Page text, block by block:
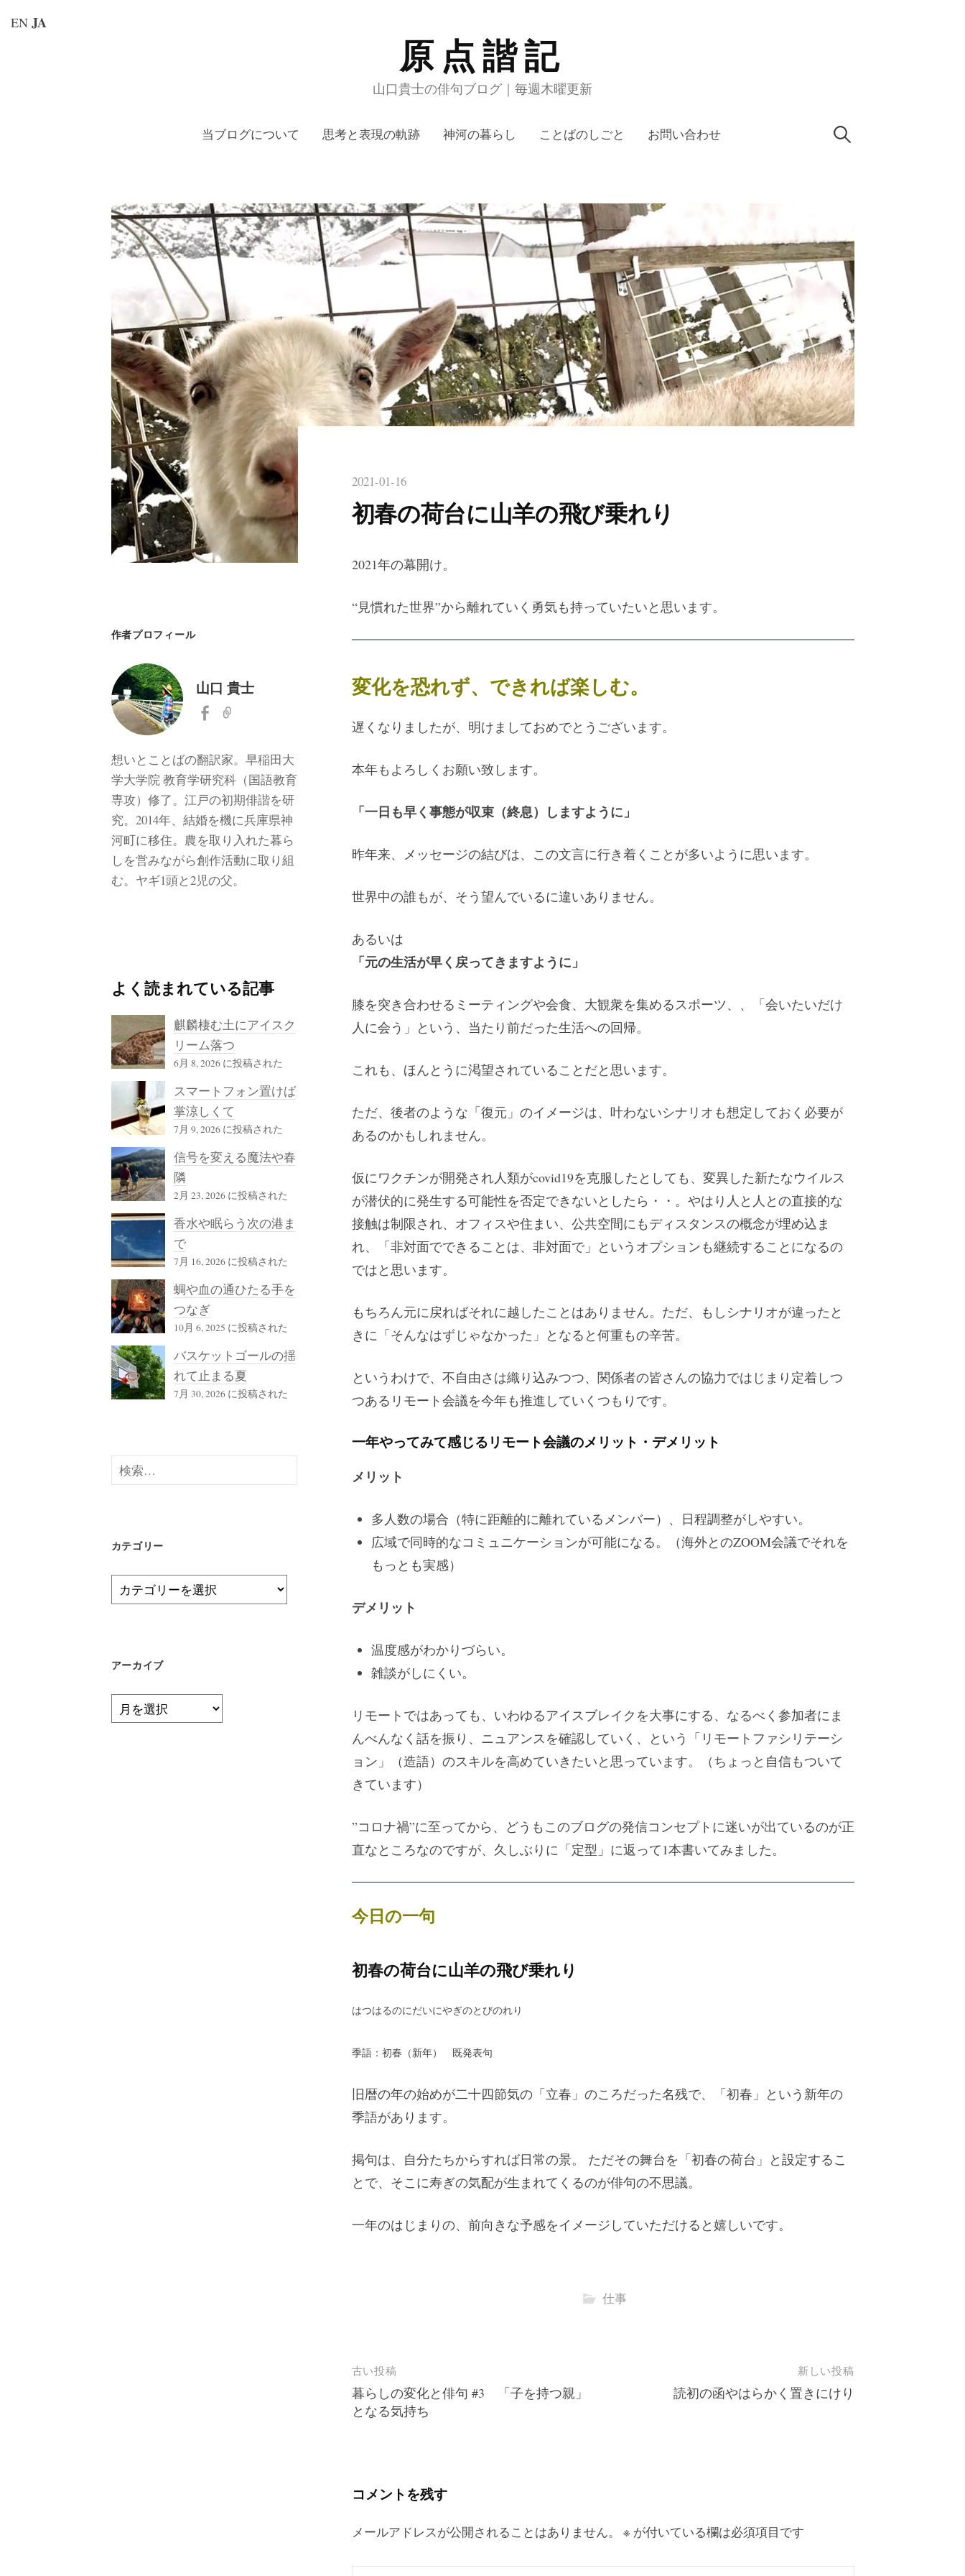
キ
ッ
プ
原点諧記
山口貴士の俳句ブログ｜毎週木曜更新
当ブログについて 思考と表現の軌跡 神河の暮らし ことばのしごと お問い合わせ 検
2021-01-16
初春の荷台に山羊の飛び乗れり
2021年の幕開け。
“見慣れた世界”から離れていく勇気も持っていたいと思います。
変化を恐れず、できれば楽しむ。
遅くなりましたが、明けましておめでとうございます。
本年もよろしくお願い致します。
「一日も早く事態が収束（終息）しますように」
昨年来、メッセージの結びは、この文言に行き着くことが多いように思います。
世界中の誰もが、そう望んでいるに違いありません。
あるいは
「元の生活が早く戻ってきますように」
膝を突き合わせるミーティングや会食、大観衆を集めるスポーツ、、「会いたいだけ
人に会う」という、当たり前だった生活への回帰。
これも、ほんとうに渇望されていることだと思います。
ただ、後者のような「復元」のイメージは、叶わないシナリオも想定しておく必要が
あるのかもしれません。
仮にワクチンが開発され人類がcovid19を克服したとしても、変異した新たなウイルス
が潜伏的に発生する可能性を否定できないとしたら・・。やはり人と人との直接的な
接触は制限され、オフィスや住まい、公共空間にもディスタンスの概念が埋め込ま
れ、「非対面でできることは、非対面で」というオプションも継続することになるの
ではと思います。
もちろん元に戻ればそれに越したことはありません。ただ、もしシナリオが違ったと
きに「そんなはずじゃなかった」となると何重もの辛苦。
というわけで、不自由さは織り込みつつ、関係者の皆さんの協力ではじまり定着しつ
つあるリモート会議を今年も推進していくつもりです。
一年やってみて感じるリモート会議のメリット・デメリット
メリット
多人数の場合（特に距離的に離れているメンバー）、日程調整がしやすい。
広域で同時的なコミュニケーションが可能になる。（海外とのZOOM会議でそれを
もっとも実感）
デメリット
温度感がわかりづらい。
雑談がしにくい。
リモートではあっても、いわゆるアイスブレイクを大事にする、なるべく参加者にま
んべんなく話を振り、ニュアンスを確認していく、という「リモートファシリテーシ
ョン」（造語）のスキルを高めていきたいと思っています。（ちょっと自信もついて
きています）
”コロナ禍”に至ってから、どうもこのブログの発信コンセプトに迷いが出ているのが正
直なところなのですが、久しぶりに「定型」に返って1本書いてみました。
今日の一句
初春の荷台に山羊の飛び乗れり
はつはるのにだいにやぎのとびのれり
季語：初春 （新年） 既発表句
旧暦の年の始めが二十四節気の「立春」のころだった名残で、「初春」という新年の
季語があります。
掲句は、自分たちからすれば日常の景。 ただその舞台を「初春の荷台」と設定するこ
とで、そこに寿ぎの気配が生まれてくるのが俳句の不思議。
一年のはじまりの、前向きな予感をイメージしていただけると嬉しいです。
仕事
投
稿
ナ
ー
シ
ョ
古い投稿
暮らしの変化と俳句 #3 「子を持つ親」
となる気持ち
新しい投稿
読初の函やはらかく置きにけり
コメントを残す
メールアドレスが公開されることはありません。 ※ が付いている欄は必須項目です
作者プロフィール
山口 貴士
想いとことばの翻訳家。早稲田大
学大学院 教育学研究科（国語教育
専攻）修了。江戸の初期俳諧を研
究。2014年、結婚を機に兵庫県神
河町に移住。農を取り入れた暮ら
しを営みながら創作活動に取り組
む。ヤギ1頭と2児の父。
よく読まれている記事
麒麟棲む土にアイスク
リーム落つ
6月 8, 2026 に投稿された
スマートフォン置けば
掌涼しくて
7月 9, 2026 に投稿された
信号を変える魔法や春
隣
2月 23, 2026 に投稿された
香水や眠らう次の港ま
で
7月 16, 2026 に投稿された
蜩や血の通ひたる手を
つなぎ
10月 6, 2025 に投稿された
バスケットゴールの揺
れて止まる夏
7月 30, 2026 に投稿された
検
索:
カテゴリー
カ
テ
ー
アーカイブ
ア
ー
EN JA